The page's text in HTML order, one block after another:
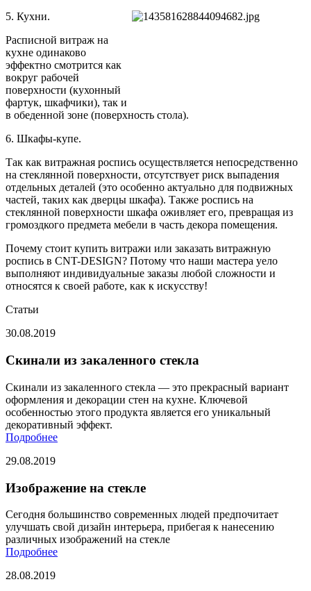
5. Кухни.
Расписной витраж на
кухне одинаково
эффектно смотрится как
вокруг рабочей
поверхности (кухонный
фартук, шкафчики), так и
в обеденной зоне (поверхность стола).
6. Шкафы-купе.
Так как витражная роспись осуществляется непосредственно
на стеклянной поверхности, отсутствует риск выпадения
отдельных деталей (это особенно актуально для подвижных
частей, таких как дверцы шкафа). Также роспись на
стеклянной поверхности шкафа оживляет его, превращая из
громоздкого предмета мебели в часть декора помещения.
Почему стоит купить витражи или заказать витражную
роспись в CNT-DESIGN? Потому что наши мастера уело
выполняют индивидуальные заказы любой сложности и
относятся к своей работе, как к искусству!
Статьи
30.08.2019
Скинали из закаленного стекла
Скинали из закаленного стекла — это прекрасный вариант
оформления и декорации стен на кухне. Ключевой
особенностью этого продукта является его уникальный
декоративный эффект.
Подробнее
29.08.2019
Изображение на стекле
Сегодня большинство современных людей предпочитает
улучшать свой дизайн интерьера, прибегая к нанесению
различных изображений на стекле
Подробнее
28.08.2019